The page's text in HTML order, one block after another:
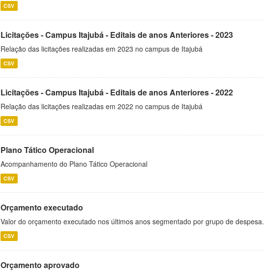
CSV
Licitações - Campus Itajubá - Editais de anos Anteriores - 2023
Relação das licitações realizadas em 2023 no campus de Itajubá
CSV
Licitações - Campus Itajubá - Editais de anos Anteriores - 2022
Relação das licitações realizadas em 2022 no campus de Itajubá
CSV
Plano Tático Operacional
Acompanhamento do Plano Tático Operacional
CSV
Orçamento executado
Valor do orçamento executado nos últimos anos segmentado por grupo de despesa.
CSV
Orçamento aprovado